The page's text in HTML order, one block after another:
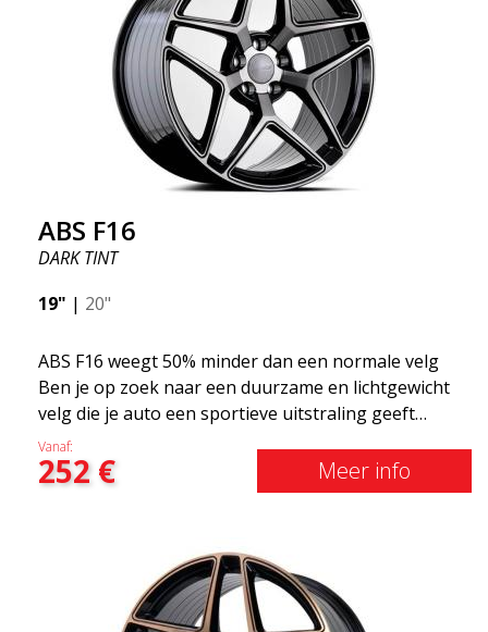
ABS F16
DARK TINT
19" | 20"
ABS F16 weegt 50% minder dan een normale velg
Ben je op zoek naar een duurzame en lichtgewicht
velg die je auto een sportieve uitstraling geeft
zonder het shirt te kosten? ABS F16 is onze eigen
poging om kwaliteitsbewuste klanten te voorzien
van een velg die profiteert van de nieuwste
gebied waar de ontwikkeling snel vordert en ABS
F16 staat echt op de voorgrond!
Vanaf:
252€ Meer info